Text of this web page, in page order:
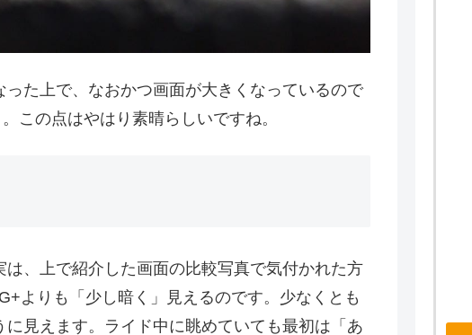
た上で、なおかつ画面が大きくなっているので
この点はやはり素晴らしいですね。
、上で紹介した画面の比較写真で気付かれた方
よりも「少し暗く」見えるのです。少なくとも
見えます。ライド中に眺めていても最初は「あ